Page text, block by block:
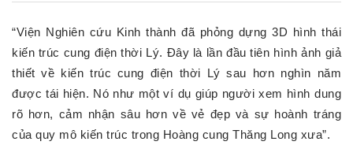
“Viện Nghiên cứu Kinh thành đã phỏng dựng 3D hình thái
kiến trúc cung điện thời Lý. Đây là lần đầu tiên hình ảnh giả
thiết về kiến trúc cung điện thời Lý sau hơn nghìn năm
được tái hiện. Nó như một ví dụ giúp người xem hình dung
rõ hơn, cảm nhận sâu hơn về vẻ đẹp và sự hoành tráng
của quy mô kiến trúc trong Hoàng cung Thăng Long xưa”.